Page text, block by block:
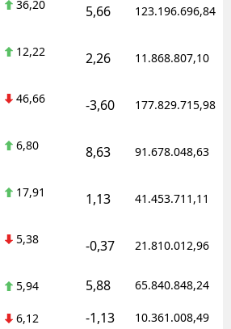
36,20 5,66 123.196.696,84
12,22 2,26 11.868.807,10
46,66 -3,60 177.829.715,98
6,80 8,63 91.678.048,63
17,91 1,13 41.453.711,11
5,38 -0,37 21.810.012,96
5,94 5,88 65.840.848,24
6,12 -1,13 10.361.008,49